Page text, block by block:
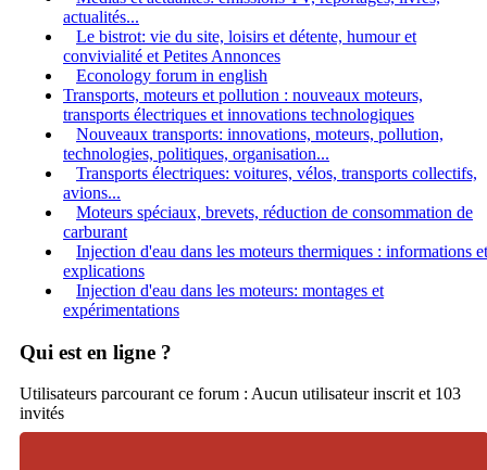
actualités...
Le bistrot: vie du site, loisirs et détente, humour et
convivialité et Petites Annonces
Econology forum in english
Transports, moteurs et pollution : nouveaux moteurs,
transports électriques et innovations technologiques
Nouveaux transports: innovations, moteurs, pollution,
technologies, politiques, organisation...
Transports électriques: voitures, vélos, transports collectifs,
avions...
Moteurs spéciaux, brevets, réduction de consommation de
carburant
Injection d'eau dans les moteurs thermiques : informations et
explications
Injection d'eau dans les moteurs: montages et
expérimentations
Qui est en ligne ?
Utilisateurs parcourant ce forum : Aucun utilisateur inscrit et 103
invités